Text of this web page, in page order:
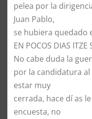
pelea por la
Juan Pablo,
se hubiera quedado
EN POCOS DIAS ITZE
No cabe duda la
por la candidatura
estar muy
cerrada, hace dí as
encuesta, no